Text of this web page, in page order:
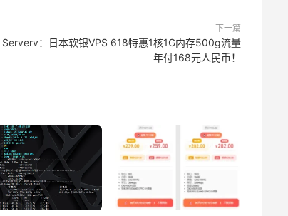
下一篇
：日本软银VPS 618特惠1核1G内存500g流量
年付168元人民币！